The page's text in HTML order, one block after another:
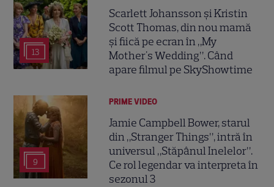
13
Scarlett Johansson și Kristin
Scott Thomas, din nou mamă
și fiică pe ecran în „My
Mother's Wedding”. Când
apare filmul pe SkyShowtime
9
PRIME VIDEO
Jamie Campbell Bower, starul
din „Stranger Things”, intră în
universul „Stăpânul Inelelor”.
Ce rol legendar va interpreta în
sezonul 3